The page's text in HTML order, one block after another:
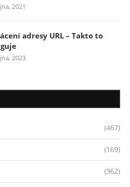
2021
adresy URL – Takto to
2023
(467)
(169)
(362)